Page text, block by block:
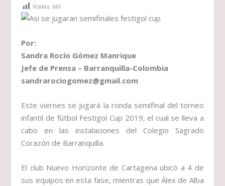
Visitas: 661
Por:
Sandra Rocío Gómez Manrique
Jefe de Prensa – Barranquilla-Colombia
sandrarociogomez@gmail.com
Este viernes se jugará la ronda semifinal del torneo
infantil de fútbol Festigol Cup 2019, el cual se lleva a
cabo en las instalaciones del Colegio Sagrado
Corazón de Barranquilla.
El club Nuevo Horizonte de Cartagena ubicó a 4 de
sus equipos en esta fase, mientras que Álex de Alba